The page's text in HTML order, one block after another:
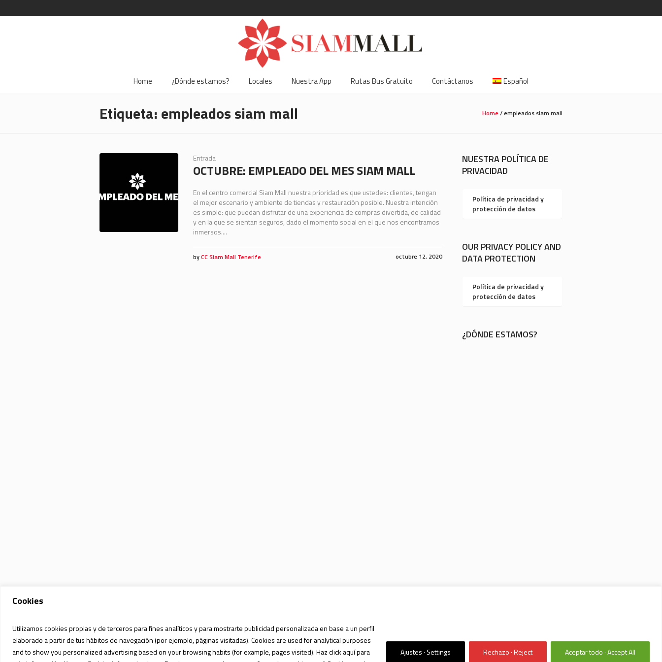
Cookies
Utilizamos cookies propias y de terceros para fines analíticos y para mostrarte publicidad personalizada en base a un perfil
elaborado a partir de tus hábitos de navegación (por ejemplo, páginas visitadas). Cookies are used for analytical purposes
and to show you personalized advertising based on your browsing habits (for example, pages visited). Haz click aquí para
Ajustes · Settings Rechazo · Reject Aceptar todo · Accept All
Home ¿Dónde estamos? Locales Nuestra App Rutas Bus Gratuito Contáctanos Español
Etiqueta: empleados siam mall Home/empleados siam mall
Entrada
OCTUBRE: EMPLEADO DEL MES SIAM MALL
En el centro comercial Siam Mall nuestra prioridad es que ustedes: clientes, tengan
el mejor escenario y ambiente de tiendas y restauración posible. Nuestra intención
es simple: que puedan disfrutar de una experiencia de compras divertida, de calidad
y en la que se sientan seguros, dado el momento social en el que nos encontramos
inmersos....
octubre 12, 2020
byCC Siam Mall Tenerife
NUESTRA POLÍTICA DE
PRIVACIDAD
Política de privacidad y
protección de datos
OUR PRIVACY POLICY AND
DATA PROTECTION
Política de privacidad y
protección de datos
¿DÓNDE ESTAMOS?